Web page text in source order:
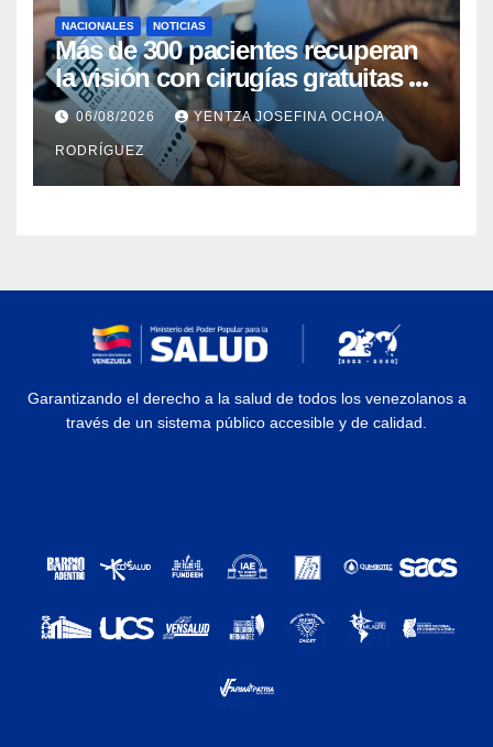
NACIONALES NOTICIAS
Más de 300 pacientes recuperan
la visión con cirugías gratuitas de
cataratas en Zulia
06/08/2026 YENTZA JOSEFINA OCHOA
RODRÍGUEZ
Garantizando el derecho a la salud de todos los venezolanos a
través de un sistema público accesible y de calidad.